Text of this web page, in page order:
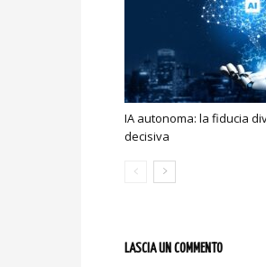
IA autonoma: la fiducia
decisiva
LASCIA UN COMMENTO